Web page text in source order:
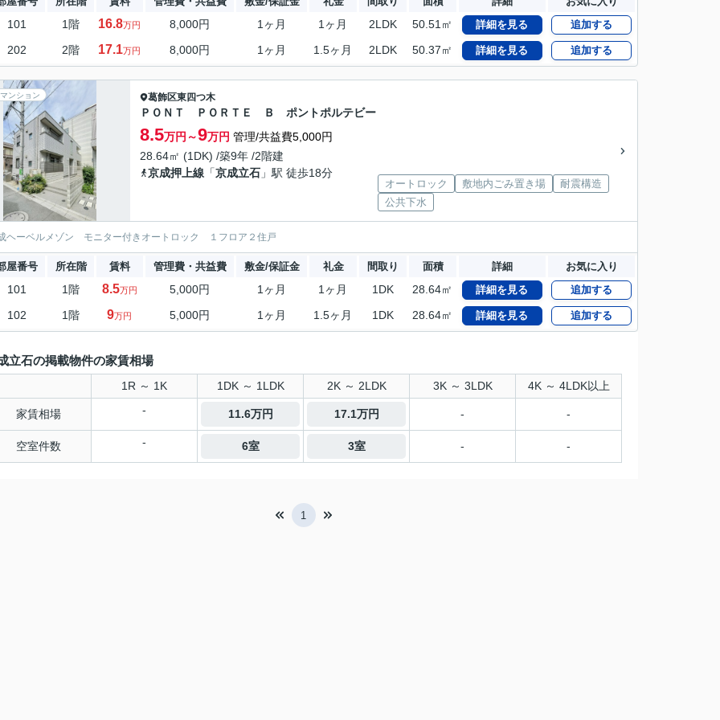
101 1階 16.8万円 8,000円 1ヶ月 1ヶ月 2LDK 50.51㎡ 詳細を見る 追加する
202 2階 17.1万円 8,000円 1ヶ月 1.5ヶ月 2LDK 50.37㎡ 詳細を見る 追加する
ンション 葛飾区東四つ木
ＰＯＮＴ ＰＯＲＴＥ Ｂ ポントポルテビー
8.5万円～9万円 管理/共益費5,000円
28.64㎡ (1DK) /築9年 /2階建
京成押上線 「京成立石 」駅 徒歩18分
オートロック 敷地内ごみ置き場
耐震構造
公共下水
ヘーベルメゾン モニター付きオートロック １フロア２住戸
屋番号 所在階 賃料 管理費・共益費 敷金/保証金 礼金 間取り 面積 詳細 お気に入り
101 1階 8.5万円 5,000円 1ヶ月 1ヶ月 1DK 28.64㎡ 詳細を見る 追加する
102 1階 9万円 5,000円 1ヶ月 1.5ヶ月 1DK 28.64㎡ 詳細を見る 追加する
立石の掲載物件の家賃相場
1R ～ 1K 1DK ～ 1LDK 2K ～ 2LDK 3K ～ 3LDK 4K ～ 4LDK以上
家賃相場 - 11.6万円 17.1万円 - -
空室件数 - 6室 3室 - -
1